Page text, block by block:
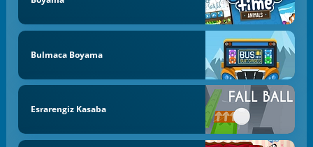
Bulmaca Boyama
Esrarengiz Kasaba